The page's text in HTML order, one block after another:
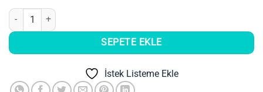
Vbr 4 Cm Polimer 06 Boyanabilir Duvar Çıtası adet
SEPETE EKLE
İstek Listeme Ekle